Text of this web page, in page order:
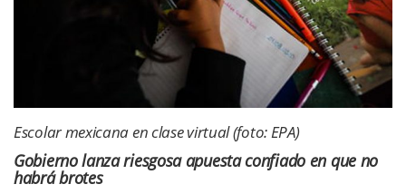
Escolar mexicana en clase virtual (foto: EPA)
Gobierno lanza riesgosa apuesta confiado en que no
habrá brotes